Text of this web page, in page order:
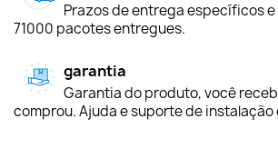
Prazos de entrega específicos
71000 pacotes entregues.
garantia
Garantia do produto, você
comprou. Ajuda e suporte de